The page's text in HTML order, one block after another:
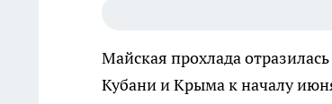
Майская прохлада
Кубани и Крыма к началу